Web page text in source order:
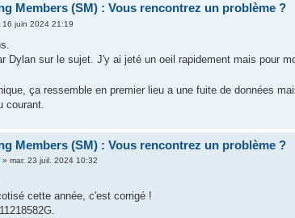
Members (SM) : Vous rencontrez un problème ?
16 juin 2024 21:19
Dylan sur le sujet. J'y ai jeté un oeil rapidement mais pour
ça ressemble en premier lieu a une fuite de données
courant.
Members (SM) : Vous rencontrez un problème ?
» mar. 23 juil. 2024 10:32
cette année, c'est corrigé !